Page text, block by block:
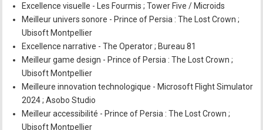
Excellence visuelle - Les Fourmis ; Tower Five / Microids
Meilleur univers sonore - Prince of Persia : The Lost Crown ;
Ubisoft Montpellier
Excellence narrative - The Operator ; Bureau 81
Meilleur game design - Prince of Persia : The Lost Crown ;
Ubisoft Montpellier
Meilleure innovation technologique - Microsoft Flight Simulator
2024 ; Asobo Studio
Meilleur accessibilité - Prince of Persia : The Lost Crown ;
Ubisoft Montpellier